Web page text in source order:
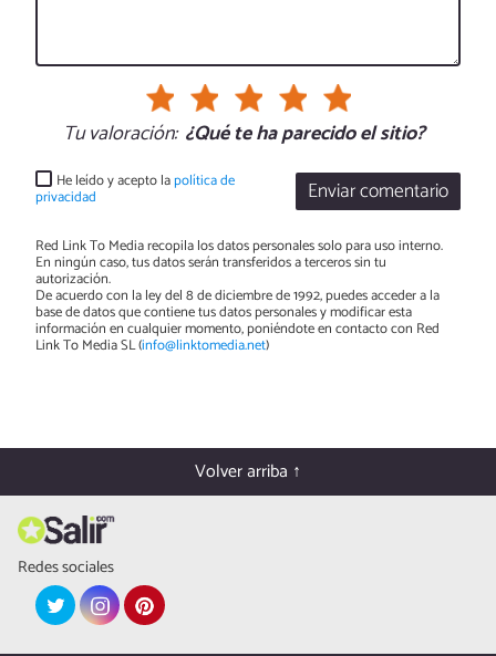
Tu valoración: ¿Qué te ha parecido el sitio?
Enviar comentario
He leído y acepto lapolítica de
privacidad
Red Link To Media recopila los datos personales solo para uso interno.
En ningún caso, tus datos serán transferidos a terceros sin tu
autorización.
De acuerdo con la ley del 8 de diciembre de 1992, puedes acceder a la
base de datos que contiene tus datos personales y modificar esta
información en cualquier momento, poniéndote en contacto con Red
Link To Media SL (info@linktomedia.net)
Volver arriba ↑
Redes sociales